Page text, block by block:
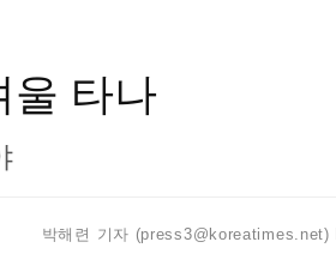
울 타나
박해련 기자 (press3@koreatimes.net)